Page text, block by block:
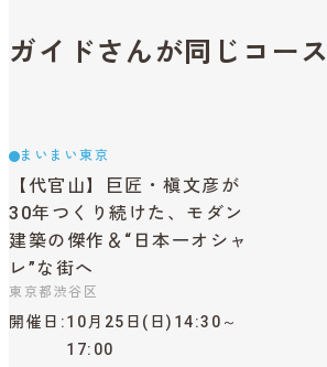
ガイドさんが同じコース
まいまい東京
【代官山】巨匠・槇文彦が
30年つくり続けた、モダン
建築の傑作＆“日本一オシャ
レ”な街へ
東京都渋谷区
開催日
10月25日(日)14:30～
17:00